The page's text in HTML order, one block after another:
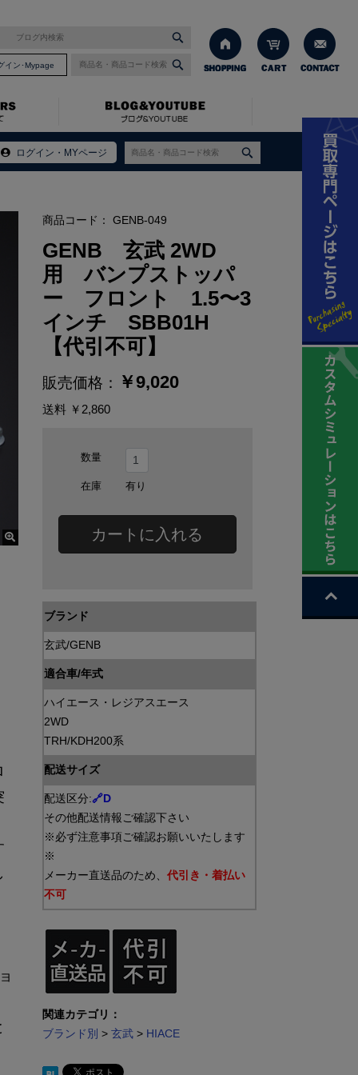
イン･Mypage
ログイン・MYページ
【代引不可】
商品コード： GENB-049
GENB 玄武 2WD
用 バンプストッパ
ー フロント 1.5〜3
インチ SBB01H
【代引不可】
販売価格： ￥9,020
送料 ￥2,860
数量
在庫 有り
カートに入れる
ブランド
玄武/GENB
適合車/年式
ハイエース・レジアスエース
2WD
TRH/KDH200系
配送サイズ
配送区分:🔗D
その他配送情報ご確認下さい
※必ず注意事項ご確認お願いいたします
※
メーカー直送品のため、 代引き・着払い
不可
関連カテゴリ：
ブランド別 > 玄武> HIACE